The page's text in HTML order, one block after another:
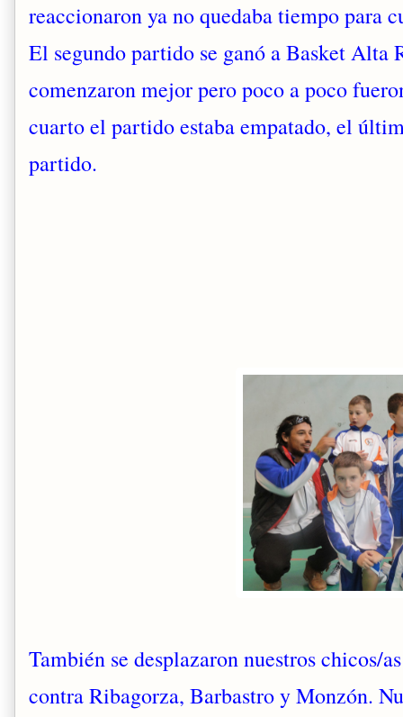
reaccionaron ya no quedaba tiempo para
El segundo partido se ganó a Basket Alta
comenzaron mejor pero poco a poco
cuarto el partido estaba empatado, el
partido.
También se desplazaron nuestros chicos/
contra Ribagorza, Barbastro y Monzón.